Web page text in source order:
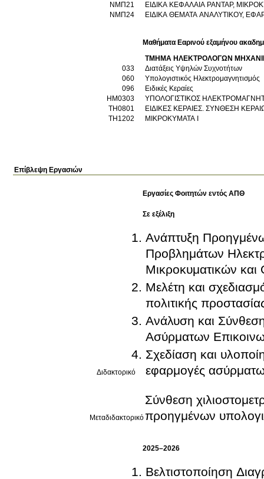
ΝΜΠ21
ΕΙΔΙΚΑ ΚΕΦΑΛΑΙΑ ΡΑΝΤΑΡ,
ΝΜΠ24
ΕΙΔΙΚΑ ΘΕΜΑΤΑ ΑΝΑΛΥΤΙΚΟΥ,
Μαθήματα Εαρινού εξαμήνου
ΤΜΗΜΑ ΗΛΕΚΤΡΟΛΟΓΩΝ
033
Διατάξεις Υψηλών Συχνοτήτων
060
Υπολογιστικός Ηλεκτρομαγνητισμός
096
Ειδικές Κεραίες
ΗΜ0303
ΥΠΟΛΟΓΙΣΤΙΚΟΣ
ΤΗ0801
ΕΙΔΙΚΕΣ ΚΕΡΑΙΕΣ. ΣΥΝΘΕΣΗ
ΤΗ1202
ΜΙΚΡΟΚΥΜΑΤΑ Ι
Επίβλεψη Εργασιών
Εργασίες Φοιτητών εντός ΑΠΘ
Σε εξέλιξη
Διδακτορικό
Ανάπτυξη
Προβλημάτων
Μικροκυματικών
Μελέτη και
πολιτικής
Ανάλυση και
Ασύρματων
Σχεδίαση και
εφαρμογές
Μεταδιδακτορικό
Σύνθεση
προηγμένων
2025–2026
Βελτιστοποίηση